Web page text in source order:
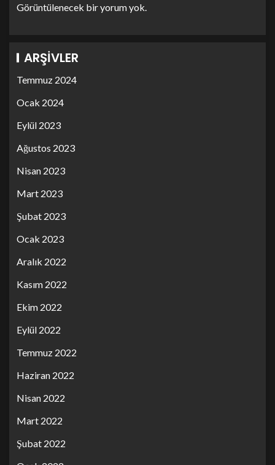
Görüntülenecek bir yorum yok.
ARŞIVLER
Temmuz 2024
Ocak 2024
Eylül 2023
Ağustos 2023
Nisan 2023
Mart 2023
Şubat 2023
Ocak 2023
Aralık 2022
Kasım 2022
Ekim 2022
Eylül 2022
Temmuz 2022
Haziran 2022
Nisan 2022
Mart 2022
Şubat 2022